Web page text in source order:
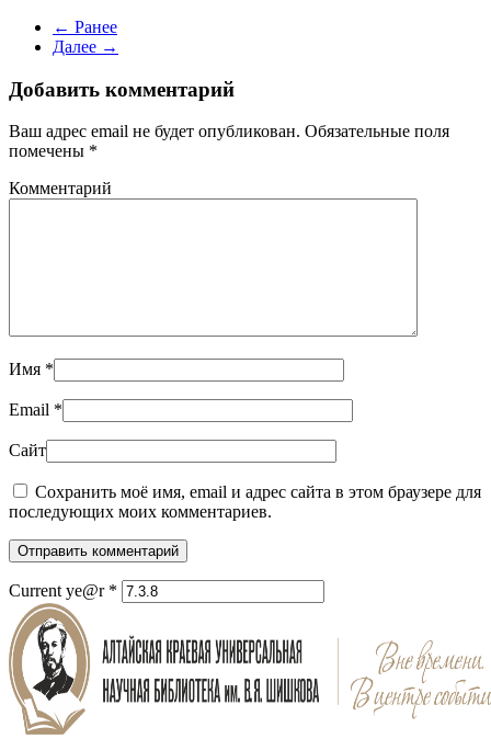
← Ранее
Далее →
Добавить комментарий
Ваш адрес email не будет опубликован. Обязательные поля
помечены *
Комментарий
Имя *
Email *
Сайт
Сохранить моё имя, email и адрес сайта в этом браузере для
последующих моих комментариев.
Отправить комментарий
Current ye@r *